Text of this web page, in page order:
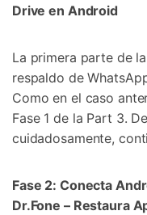
Drive en Android
La primera parte de
respaldo de
Como en el caso
Fase 1 de la Part 3.
cuidadosamente,
Fase 2: Conecta
Dr.Fone – Restaura